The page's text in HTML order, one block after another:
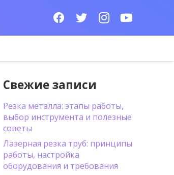
Свежие записи
Резка металла: этапы работы,
выбор инструмента и полезные
советы
Лазерная резка труб: принципы
работы, настройка
оборудования и требования